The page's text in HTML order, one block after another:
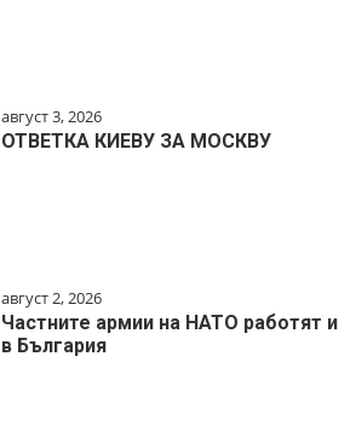
август 3, 2026
ОТВЕТКА КИЕВУ ЗА МОСКВУ
август 2, 2026
Частните армии на НАТО работят и
в България